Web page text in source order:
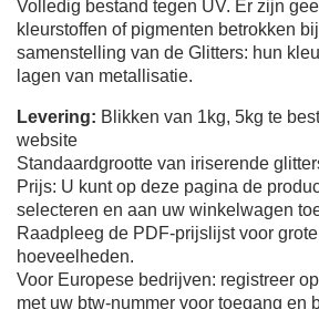
Volledig bestand tegen UV. Er zijn
kleurstoffen of pigmenten betrokken
samenstelling van de Glitters: hun
lagen van metallisatie.
Levering: Blikken van 1kg, 5kg te
website
Standaardgrootte van iriserende
Prijs: U kunt op deze pagina de
selecteren en aan uw winkelwagen
Raadpleeg de PDF-prijslijst voor grote
hoeveelheden.
Voor Europese bedrijven: registreer
met uw btw-nummer voor toegang en